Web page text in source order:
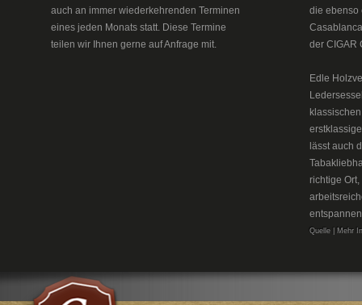
auch an immer wiederkehrenden Terminen
eines jeden Monats statt. Diese Termine
teilen wir Ihnen gerne auf Anfrage mit.
die ebenso
der CIGAR
Edle
lässt auch
richtige
Quelle | Mehr